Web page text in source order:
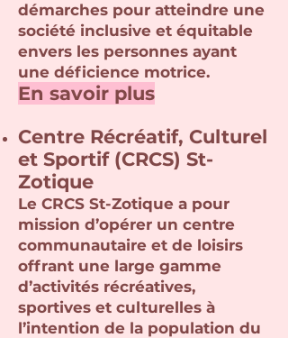
démarches pour atteindre une
société inclusive et équitable
envers les personnes ayant
une déficience motrice.
En savoir plus
Centre Récréatif, Culturel
et Sportif (CRCS) St-
Zotique
Le CRCS St-Zotique a pour
mission d’opérer un centre
communautaire et de loisirs
offrant une large gamme
d’activités récréatives,
sportives et culturelles à
l’intention de la population du